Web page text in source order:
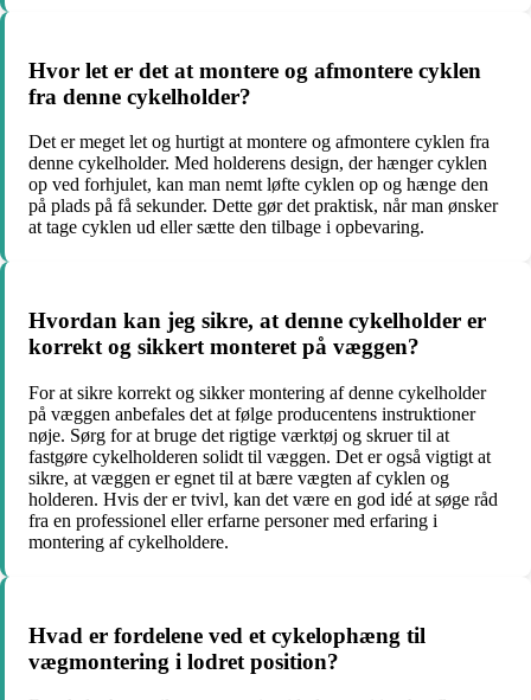
Hvor let er det at montere og afmontere cyklen
fra denne cykelholder?
Det er meget let og hurtigt at montere og afmontere cyklen fra
denne cykelholder. Med holderens design, der hænger cyklen
op ved forhjulet, kan man nemt løfte cyklen op og hænge den
på plads på få sekunder. Dette gør det praktisk, når man ønsker
at tage cyklen ud eller sætte den tilbage i opbevaring.
Hvordan kan jeg sikre, at denne cykelholder er
korrekt og sikkert monteret på væggen?
For at sikre korrekt og sikker montering af denne cykelholder
på væggen anbefales det at følge producentens instruktioner
nøje. Sørg for at bruge det rigtige værktøj og skruer til at
fastgøre cykelholderen solidt til væggen. Det er også vigtigt at
sikre, at væggen er egnet til at bære vægten af cyklen og
holderen. Hvis der er tvivl, kan det være en god idé at søge råd
fra en professionel eller erfarne personer med erfaring i
montering af cykelholdere.
Hvad er fordelene ved et cykelophæng til
vægmontering i lodret position?